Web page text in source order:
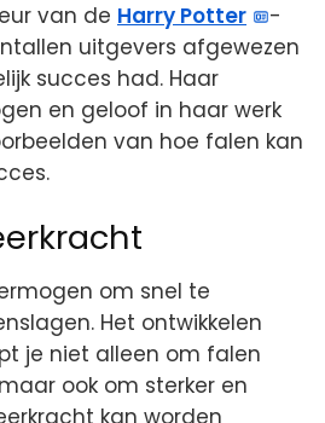
van de Harry Potter
-
uitgevers afgewezen
succes had. Haar
en geloof in haar werk
van hoe falen kan
om snel te
Het ontwikkelen
je niet alleen om falen
ook om sterker en